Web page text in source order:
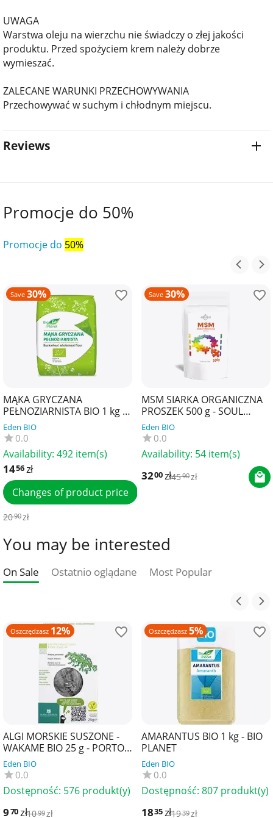
UWAGA
Warstwa oleju na wierzchu nie świadczy o złej jakości
produktu. Przed spożyciem krem należy dobrze
wymieszać.
ZALECANE WARUNKI PRZECHOWYWANIA
Przechowywać w suchym i chłodnym miejscu.
Reviews
Promocje do 50%
Promocje do 50%
Save 30%
MĄKA GRYCZANA
PEŁNOZIARNISTA BIO 1 kg -
BIO PLANET
Eden BIO
0.0
Availability: 492 item(s)
1456zł
Changes of product price
2090zł
Save 30%
MSM SIARKA ORGANICZNA
PROSZEK 500 g - SOUL
FARM
Eden BIO
0.0
Availability: 54 item(s)
3200zł4590zł
You may be interested
On Sale Ostatnio oglądane Most Popular
Oszczędzasz 12%
ALGI MORSKIE SUSZONE -
WAKAME BIO 25 g - PORTO
MUINOS
Eden BIO
0.0
Dostępność: 576 produkt(y)
970zł1099zł
Oszczędzasz 5%
AMARANTUS BIO 1 kg - BIO
PLANET
Eden BIO
0.0
Dostępność: 807 produkt(y)
1835zł1939zł